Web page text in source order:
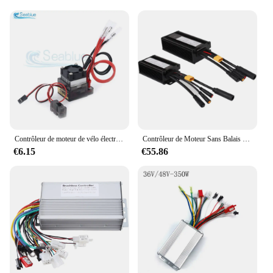
**Versatile and Adaptable**
The controlleur ebike is not just a piece of
equipment; it's a versatile tool that adapts to a wide
range of e-bike models and setups. Its compact and
lightweight design makes it easy to install, ensuring
that you can upgrade your ride without adding
unnecessary bulk. The controlleur ebike is not only
for sale but also available for wholesale, making it
an excellent choice for vendors and suppliers
looking to offer reliable and high-quality products
to their customers.
The controlleur ebike is designed with the user in
mind, prioritizing simplicity and ease of use. Its
comprehensive sets cater to a complete installation,
ensuring that you have everything you need to get
started. The controlleur ebike is compatible with a
variety of electric bikes, making it a popular choice
for those looking to upgrade their existing setup or
for those looking to purchase a new e-bike with
advanced control features. With its performance and
Contrôleur de moteur de vélo électrique, contrôleur de vitesse de brosse CC, pièces de vélo brossées, BEC pour bateau RC, U6L5, 6-16V, 320A
€6.15
Contrôleur de Moteur Sans Balais à Onde Sinusoïdale pour Vélo Électrique, Étanche, 2 Modes, 36V/48V, 250-350W, 500W, 14A/22A, pour Véhicule Électrique
€55.86